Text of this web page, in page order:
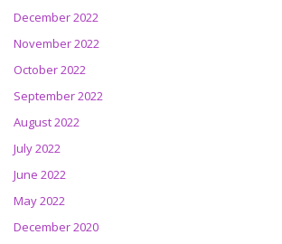
December 2022
November 2022
October 2022
September 2022
August 2022
July 2022
June 2022
May 2022
December 2020